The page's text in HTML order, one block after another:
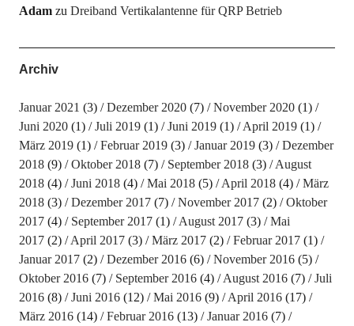
Adamzu Dreiband Vertikalantenne für QRP Betrieb
Archiv
Januar 2021 (3) Dezember 2020(7) November 2020(1)
Juni 2020(1) Juli 2019(1) Juni 2019(1) April 2019(1)
März 2019(1) Februar 2019(3) Januar 2019(3)
Dezember
2018(9) Oktober 2018(7) September 2018(3)
August
2018(4) Juni 2018(4) Mai 2018(5) April 2018(4)
März
2018(3) Dezember 2017(7) November 2017(2)
Oktober
2017(4) September 2017(1) August 2017(3)
Mai
2017(2) April 2017(3) März 2017(2) Februar 2017(1)
Januar 2017(2) Dezember 2016(6) November 2016(5)
Oktober 2016(7) September 2016(4) August 2016(7)
Juli
2016(8) Juni 2016(12) Mai 2016(9) April 2016(17)
März 2016(14) Februar 2016(13) Januar 2016(7)